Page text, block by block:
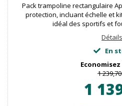
Pack trampoline rectangulaire
protection, incluant échelle et
idéal des sportifs et
Détails
En
Economisez
1
1